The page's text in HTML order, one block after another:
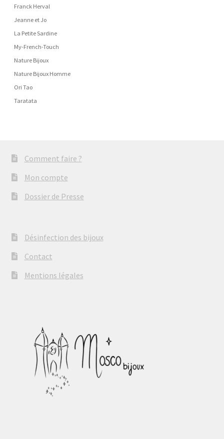
Franck Herval
Jeanne et Jo
La Petite Sardine
My-French-Touch
Nature Bijoux
Nature Bijoux Homme
Ori Tao
Taratata
Comment faire ?
Mon compte
Dossier de Presse
Désinfection des bijoux
Contact
Mentions légales